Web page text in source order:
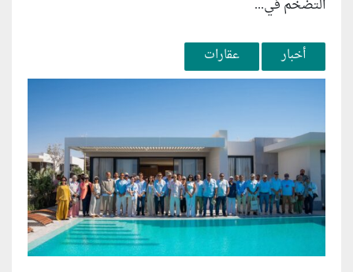
التضخم في...
أخبار عقارات